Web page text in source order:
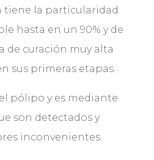
tiene la particularidad
hasta en un 90% y de
de curación muy alta
sus primeras etapas.
pólipo y es mediante
son detectados y
inconvenientes.